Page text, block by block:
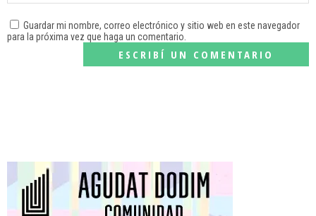
Guardar mi nombre, correo electrónico y sitio web en este navegador
para la próxima vez que haga un comentario.